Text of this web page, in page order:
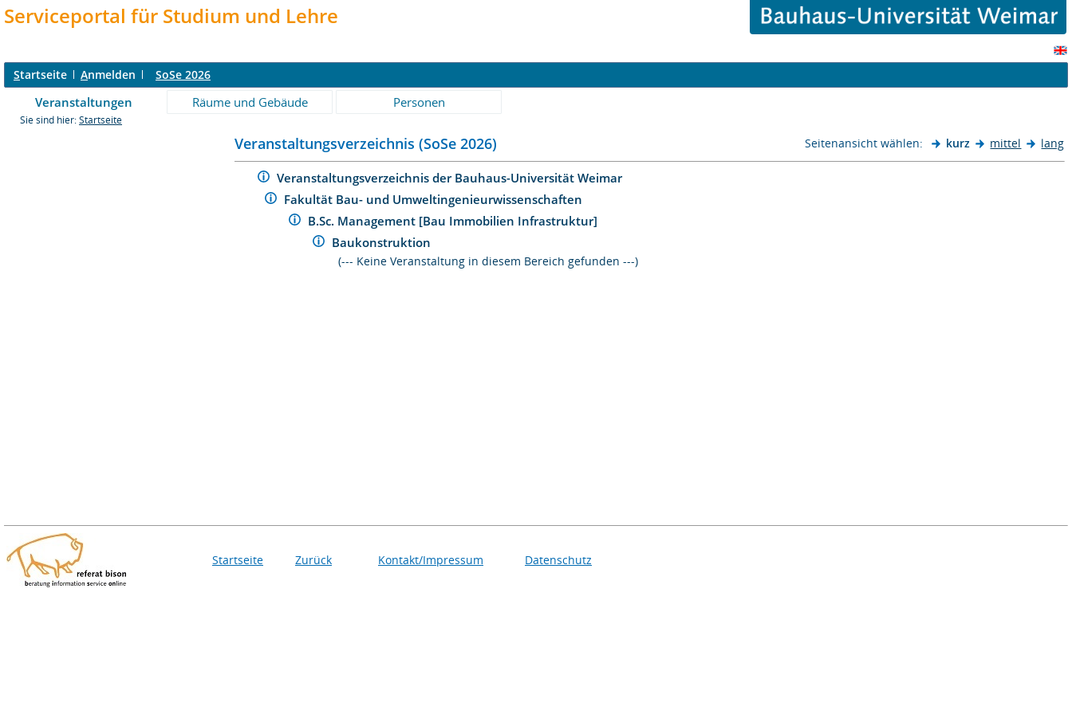
Serviceportal für Studium und Lehre
Startseite Anmelden SoSe 2026
Veranstaltungen Räume und Gebäude Personen
Sie sind hier: Startseite
Veranstaltungsverzeichnis (SoSe 2026) Seitenansicht wählen: kurz mittel lang
Veranstaltungsverzeichnis der Bauhaus-Universität Weimar
Fakultät Bau- und Umweltingenieurwissenschaften
B.Sc. Management [Bau Immobilien Infrastruktur]
Baukonstruktion
(--- Keine Veranstaltung in diesem Bereich gefunden ---)
Startseite Zurück Kontakt/Impressum Datenschutz